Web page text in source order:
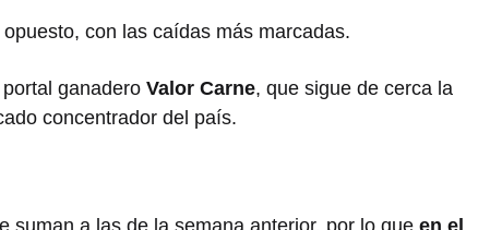
con las caídas más marcadas.
ganadero Valor Carne, que sigue de cerca la
concentrador del país.